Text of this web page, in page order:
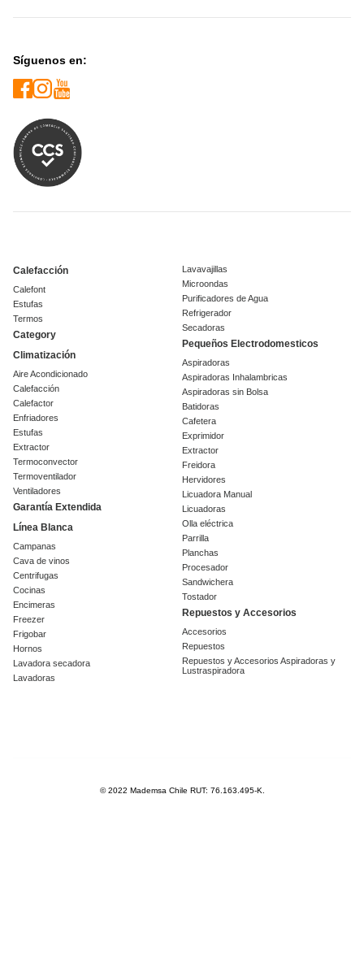
Síguenos en:
Calefacción
Calefont
Estufas
Termos
Category
Climatización
Aire Acondicionado
Calefacción
Calefactor
Enfriadores
Estufas
Extractor
Termoconvector
Termoventilador
Ventiladores
Garantía Extendida
Línea Blanca
Campanas
Cava de vinos
Centrifugas
Cocinas
Encimeras
Freezer
Frigobar
Hornos
Lavadora secadora
Lavadoras
Lavavajillas
Microondas
Purificadores de Agua
Refrigerador
Secadoras
Pequeños Electrodomesticos
Aspiradoras
Aspiradoras Inhalambricas
Aspiradoras sin Bolsa
Batidoras
Cafetera
Exprimidor
Extractor
Freidora
Hervidores
Licuadora Manual
Licuadoras
Olla eléctrica
Parrilla
Planchas
Procesador
Sandwichera
Tostador
Repuestos y Accesorios
Accesorios
Repuestos
Repuestos y Accesorios Aspiradoras y
Lustraspiradora
© 2022 Mademsa Chile RUT: 76.163.495-K.